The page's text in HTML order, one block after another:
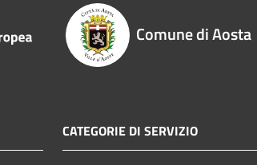
Comune di Aosta
CATEGORIE DI SERVIZIO